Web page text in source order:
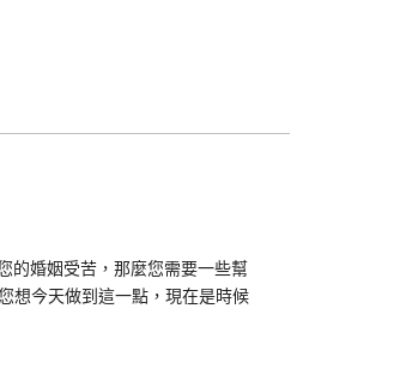
的婚姻受苦，那麼您需要一些幫
想今天做到這一點，現在是時候